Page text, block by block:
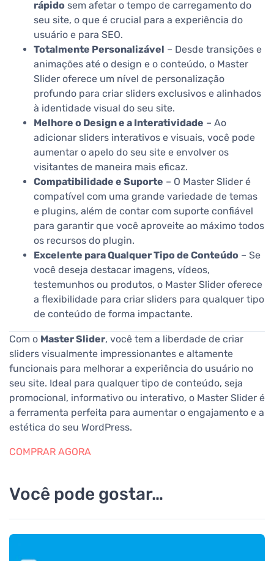
rápido sem afetar o tempo de carregamento do
seu site, o que é crucial para a experiência do
usuário e para SEO.
Totalmente Personalizável – Desde transições e
animações até o design e o conteúdo, o Master
Slider oferece um nível de personalização
profundo para criar sliders exclusivos e alinhados
à identidade visual do seu site.
Melhore o Design e a Interatividade – Ao
adicionar sliders interativos e visuais, você pode
aumentar o apelo do seu site e envolver os
visitantes de maneira mais eficaz.
Compatibilidade e Suporte – O Master Slider é
compatível com uma grande variedade de temas
e plugins, além de contar com suporte confiável
para garantir que você aproveite ao máximo todos
os recursos do plugin.
Excelente para Qualquer Tipo de Conteúdo – Se
você deseja destacar imagens, vídeos,
testemunhos ou produtos, o Master Slider oferece
a flexibilidade para criar sliders para qualquer tipo
de conteúdo de forma impactante.
Com o Master Slider, você tem a liberdade de criar
sliders visualmente impressionantes e altamente
funcionais para melhorar a experiência do usuário no
seu site. Ideal para qualquer tipo de conteúdo, seja
promocional, informativo ou interativo, o Master Slider é
a ferramenta perfeita para aumentar o engajamento e a
estética do seu WordPress.
COMPRAR AGORA
Você pode gostar…